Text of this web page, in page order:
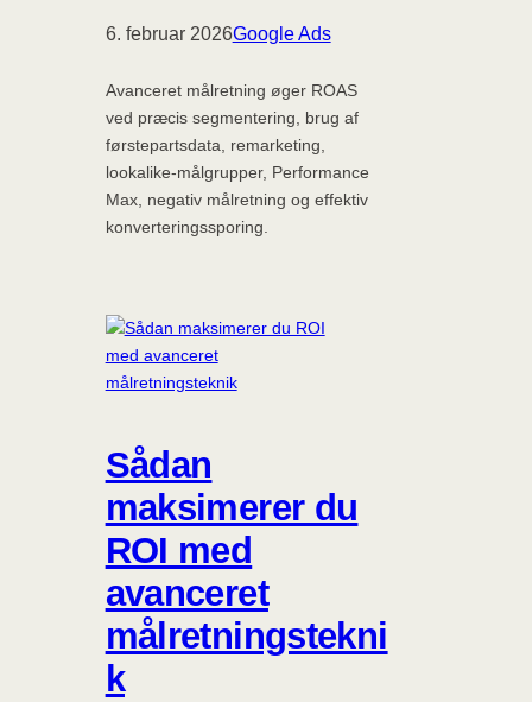
6. februar 2026Google Ads
Avanceret målretning øger ROAS
ved præcis segmentering, brug af
førstepartsdata, remarketing,
lookalike-målgrupper, Performance
Max, negativ målretning og effektiv
konverteringssporing.
Sådan
maksimerer du
ROI med
avanceret
målretningstekni
k